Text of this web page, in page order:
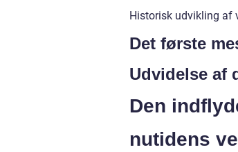
Historisk udvikling af
Det første
Udvidelse af
Den
nutidens